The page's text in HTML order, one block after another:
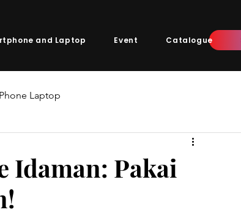
and Laptop Event Catalogue
Laptop
Idaman: Pakai